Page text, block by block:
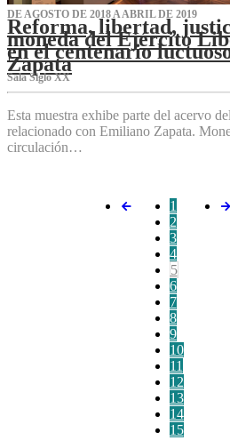
DE AGOSTO DE 2018 A ABRIL DE 2019
Reforma, libertad,
moneda del Ejército
en el centenario
Zapata
Sala Siglo XX
Esta muestra exhibe parte del acervo
relacionado con Emiliano Zapata.
circulación…
1
2
3
4
5
6
7
8
9
10
11
12
13
14
15